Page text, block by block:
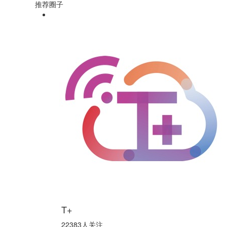
推荐圈子
T+
22383人关注